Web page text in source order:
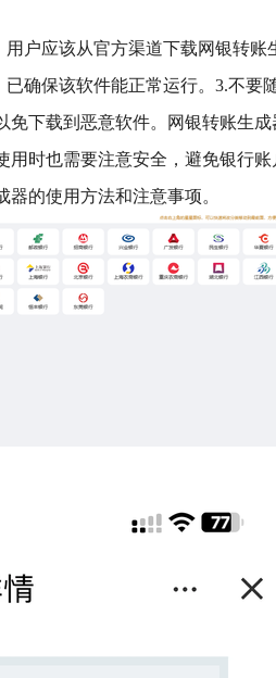
户应该从官方渠道下载网银转账
确保该软件能正常运行。3.不要
下载到恶意软件。网银转账生成
时也需要注意安全，避免银行账
的使用方法和注意事项。